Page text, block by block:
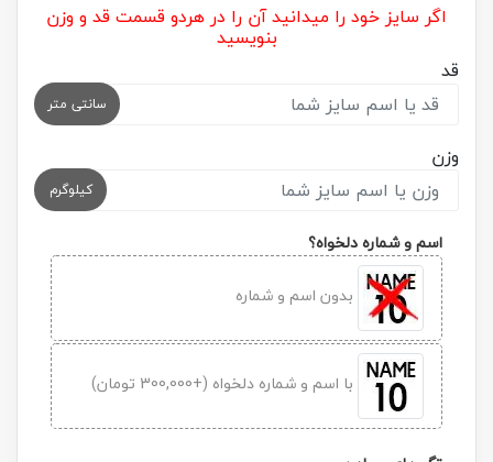
اگر سایز خود را میدانید آن را در هردو قسمت قد و وزن
بنویسید
قد
سانتی متر
وزن
کیلوگرم
اسم و شماره دلخواه؟
بدون اسم و شماره
با اسم و شماره دلخواه (+300,000 تومان)